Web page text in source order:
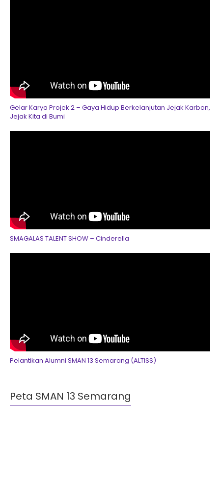
Gelar Karya Projek 2 – Gaya Hidup Berkelanjutan Jejak Karbon,
Jejak Kita di Bumi
SMAGALAS TALENT SHOW – Cinderella
Pelantikan Alumni SMAN 13 Semarang (ALTISS)
Peta SMAN 13 Semarang